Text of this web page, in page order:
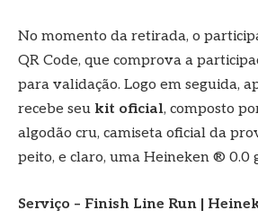
No momento da retirada, o
QR Code, que comprova a
para validação. Logo em seguida,
recebe seu kit oficial, composto
algodão cru, camiseta oficial da
peito, e claro, uma Heineken ® 0.0
Serviço – Finish Line Run |